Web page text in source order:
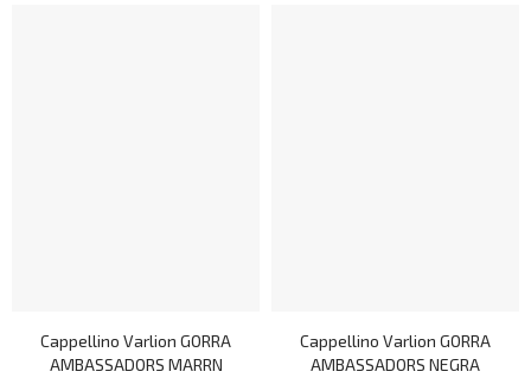
Cappellino Varlion GORRA
AMBASSADORS MARRN
Cappellino Varlion GORRA
AMBASSADORS NEGRA